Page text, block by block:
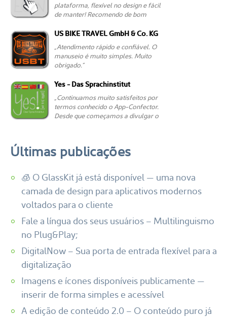
Últimas publicações
🧊 O GlassKit já está disponível — uma nova
camada de design para aplicativos modernos
voltados para o cliente
Fale a língua dos seus usuários – Multilinguismo
no Plug&Play;
DigitalNow – Sua porta de entrada flexível para a
digitalização
Imagens e ícones disponíveis publicamente —
inserir de forma simples e acessível
A edição de conteúdo 2.0 – O conteúdo puro já